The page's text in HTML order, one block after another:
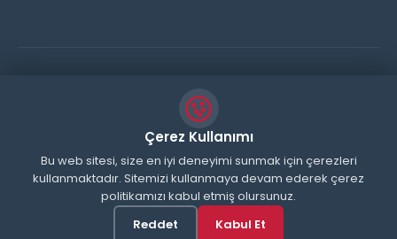
Çerez Kullanımı
Bu web sitesi, size en iyi deneyimi sunmak için çerezleri
kullanmaktadır. Sitemizi kullanmaya devam ederek çerez
politikamızı kabul etmiş olursunuz.
Reddet
Kabul Et
// Side Widget Resim Fix (Dosya önbelleğini aşmak için
inline ekliyoruz) function suhut_widget_image_fix() {
echo ''; } add_action('wp_head',
'suhut_widget_image_fix'); // JavaScript ile sticky
header'ı engelle function remove_sticky_header_js() {